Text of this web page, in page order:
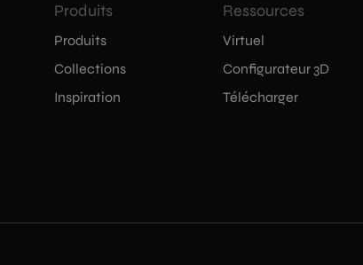
Produits
Produits
Collections
Inspiration
Ressources
Virtuel
Configurateur 3D
Télécharger